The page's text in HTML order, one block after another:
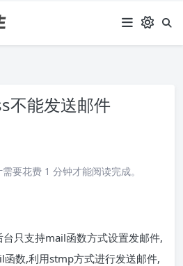
不能发送邮件
要花费 1 分钟才能阅读完成。
只支持mail函数方式设置发邮件,
数,利用stmp方式进行发送邮件,